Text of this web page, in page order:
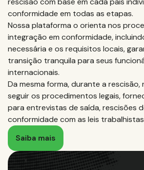
conformidade em todas as etapas.
Nossa plataforma o orienta nos
integração em conformidade,
necessária e os requisitos locais,
transição tranquila para seus
internacionais.
Da mesma forma, durante a rescisão,
seguir os procedimentos legais,
para entrevistas de saída, rescisões
conformidade com as leis
Saiba mais